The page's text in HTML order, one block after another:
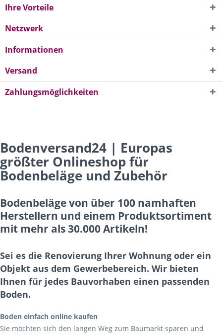
Ihre Vorteile
Netzwerk
Informationen
Versand
Zahlungsmöglichkeiten
Bodenversand24 | Europas
größter Onlineshop für
Bodenbeläge und Zubehör
Bodenbeläge von über 100 namhaften
Herstellern und einem Produktsortiment
mit mehr als 30.000 Artikeln!
Sei es die Renovierung Ihrer Wohnung oder ein
Objekt aus dem Gewerbebereich. Wir bieten
Ihnen für jedes Bauvorhaben einen passenden
Boden.
Boden einfach online kaufen
Sie möchten sich den langen Weg zum Baumarkt sparen und